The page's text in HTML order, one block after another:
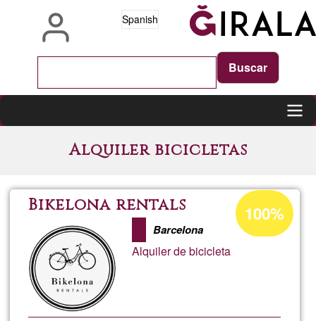
Spanish
navigation
Alquiler bicicletas
Bikelona rentals
Barcelona
Alquiler de bicicleta
Porcentaje
de
aceptación
100%